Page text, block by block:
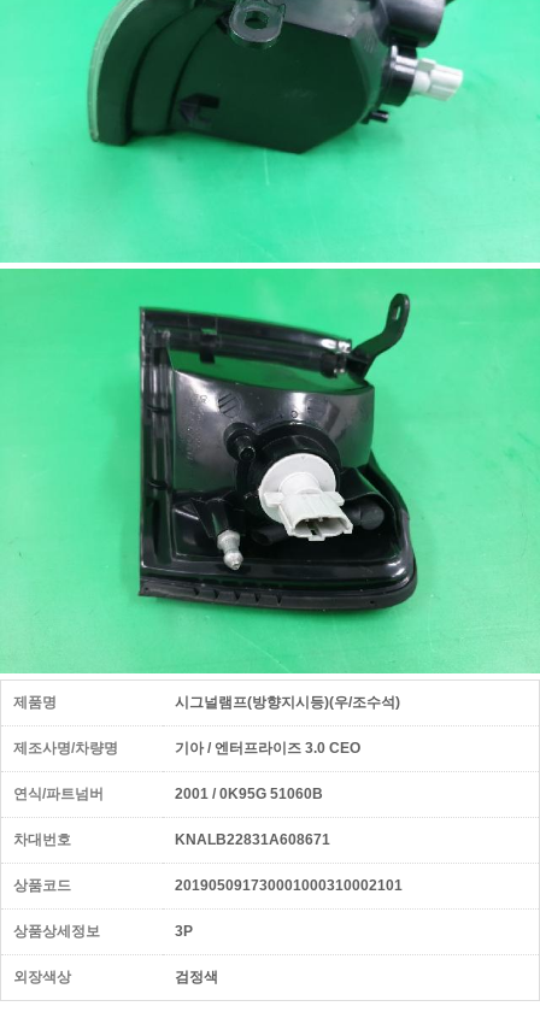
제품명 시그널램프(방향지시등)(우/조수석)
제조사명/차량명 기아 / 엔터프라이즈 3.0 CEO
연식/파트넘버 2001 / 0K95G 51060B
차대번호 KNALB22831A608671
상품코드 201905091730001000310002101
상품상세정보 3P
외장색상 검정색